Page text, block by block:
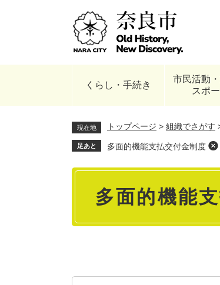
くらし・手続き
市民活動・
スポ
現在地 トップページ > 組織でさがす
足あと 多面的機能支払交付金制度
本
多面的機能